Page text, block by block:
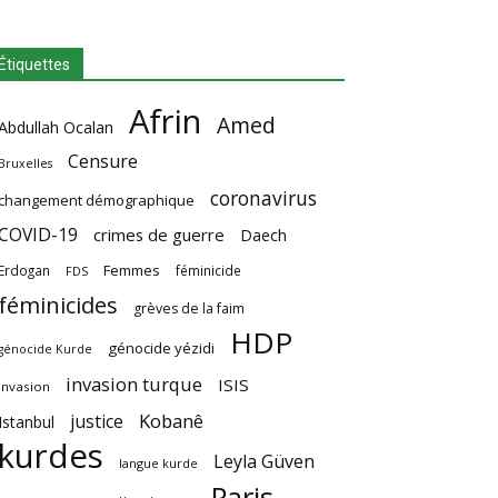
Ocalan Afrin Amed
Censure
démographique coronavirus
19 crimes de guerre Daech
FDS Femmes féminicide
grèves de la faim
Kurde génocide yézidi HDP
invasion turque ISIS
justice Kobanê
langue kurde Leyla Güven